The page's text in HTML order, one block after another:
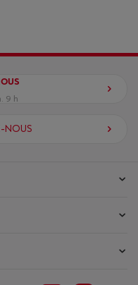
9 h
NOUS